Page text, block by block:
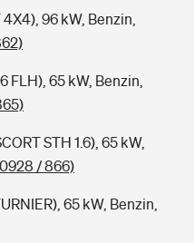
96 kW, Benzin,
FLH), 65 kW, Benzin,
STH 1.6), 65 kW,
/ 866)
65 kW, Benzin,